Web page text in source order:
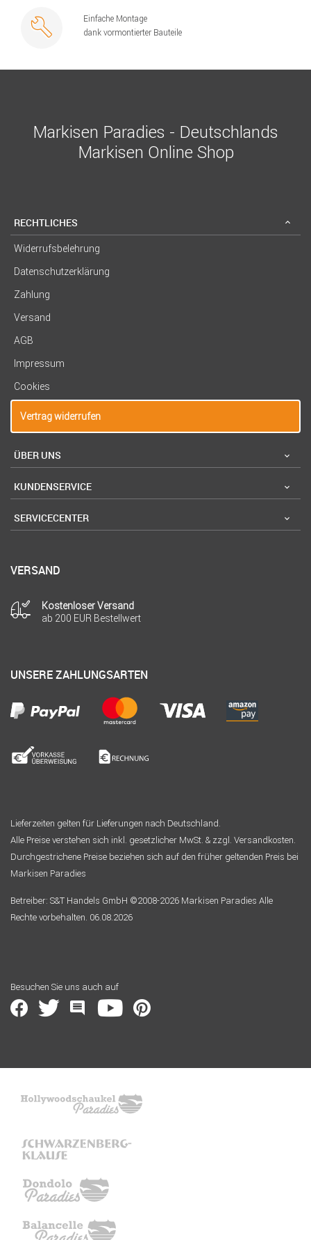
Einfache Montage
dank vormontierter Bauteile
Markisen Paradies - Deutschlands
Markisen Online Shop
RECHTLICHES
Widerrufsbelehrung
Datenschutzerklärung
Zahlung
Versand
AGB
Impressum
Cookies
Vertrag widerrufen
ÜBER UNS
KUNDENSERVICE
SERVICECENTER
VERSAND
Kostenloser Versand
ab 200 EUR Bestellwert
UNSERE ZAHLUNGSARTEN
Lieferzeiten gelten für Lieferungen nach Deutschland.
Alle Preise verstehen sich inkl. gesetzlicher MwSt. & zzgl. Versandkosten.
Durchgestrichene Preise beziehen sich auf den früher geltenden Preis bei
Markisen Paradies
Betreiber: S&T Handels GmbH ©2008-2026 Markisen Paradies Alle
Rechte vorbehalten. 06.08.2026
Besuchen Sie uns auch auf